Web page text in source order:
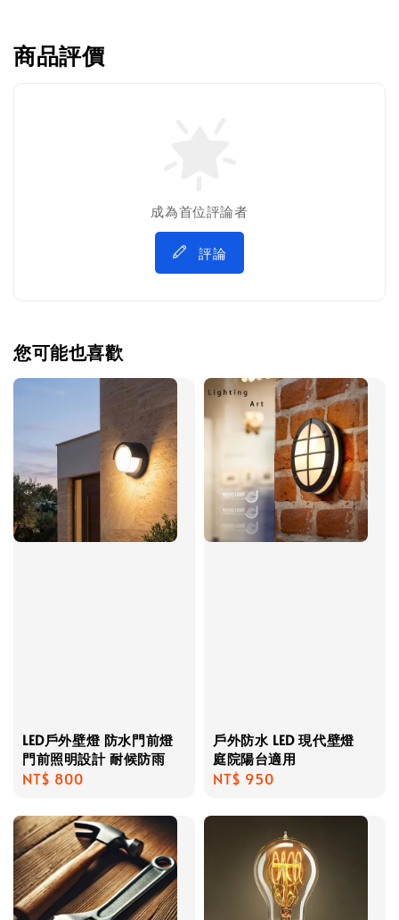
商品評價
成為首位評論者
評論
您可能也喜歡
LED戶外壁燈 防水門前燈
門前照明設計 耐候防雨
Regular
NT$ 800
戶外防水 LED 現代壁燈
庭院陽台適用
Regular
NT$ 950